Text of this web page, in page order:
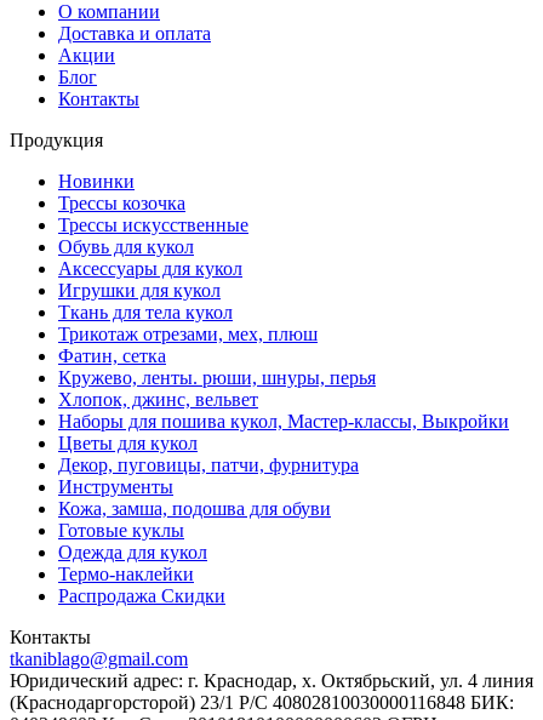
О компании
Доставка и оплата
Акции
Блог
Контакты
Продукция
Новинки
Трессы козочка
Трессы искусственные
Обувь для кукол
Аксессуары для кукол
Игрушки для кукол
Ткань для тела кукол
Трикотаж отрезами, мех, плюш
Фатин, сетка
Кружево, ленты. рюши, шнуры, перья
Хлопок, джинс, вельвет
Наборы для пошива кукол, Мастер-классы, Выкройки
Цветы для кукол
Декор, пуговицы, патчи, фурнитура
Инструменты
Кожа, замша, подошва для обуви
Готовые куклы
Одежда для кукол
Термо-наклейки
Распродажа Скидки
Контакты
tkaniblago@gmail.com
Юридический адрес: г. Краснодар, х. Октябрьский, ул. 4 линия
(Краснодаргорсторой) 23/1 Р/C 40802810030000116848 БИК: